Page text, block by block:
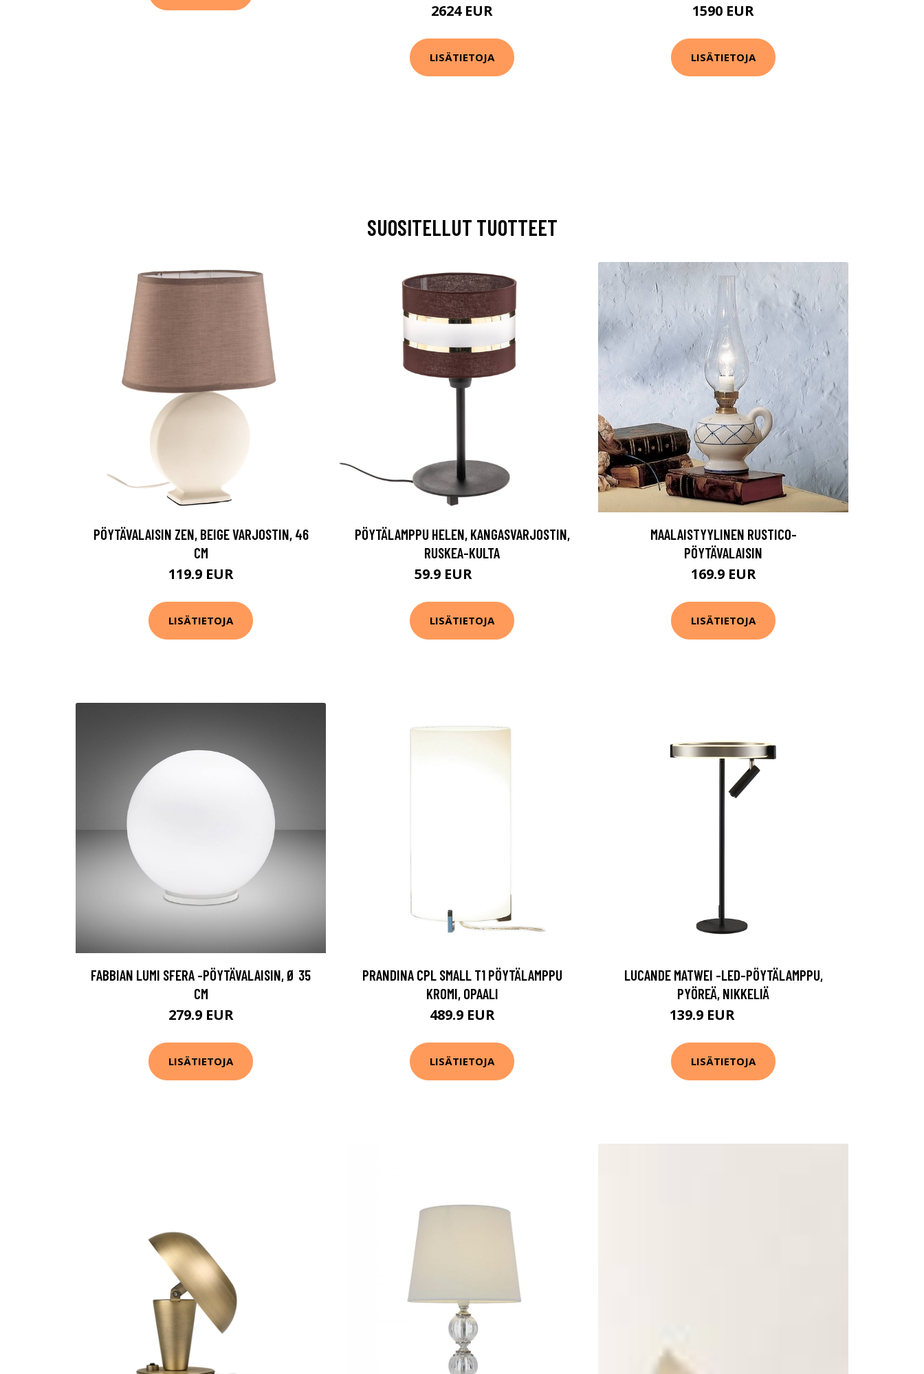
2624 EUR
LISÄTIETOJA
1590 EUR
LISÄTIETOJA
SUOSITELLUT TUOTTEET
PÖYTÄVALAISIN ZEN, BEIGE VARJOSTIN, 46
CM
119.9 EUR
LISÄTIETOJA
PÖYTÄLAMPPU HELEN, KANGASVARJOSTIN,
RUSKEA-KULTA
59.9 EUR
LISÄTIETOJA
MAALAISTYYLINEN RUSTICO-
PÖYTÄVALAISIN
169.9 EUR
LISÄTIETOJA
FABBIAN LUMI SFERA -PÖYTÄVALAISIN, Ø 35
CM
279.9 EUR
LISÄTIETOJA
PRANDINA CPL SMALL T1 PÖYTÄLAMPPU
KROMI, OPAALI
489.9 EUR
LISÄTIETOJA
LUCANDE MATWEI -LED-PÖYTÄLAMPPU,
PYÖREÄ, NIKKELIÄ
139.9 EUR
LISÄTIETOJA